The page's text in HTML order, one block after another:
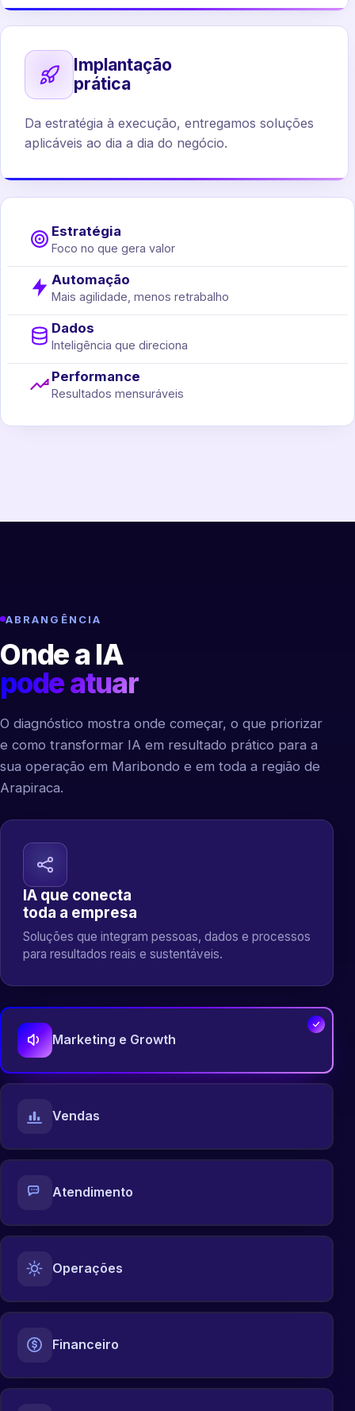
Implantação
prática
Da estratégia à execução, entregamos soluções
aplicáveis ao dia a dia do negócio.
Estratégia
Foco no que gera valor
Automação
Mais agilidade, menos retrabalho
Dados
Inteligência que direciona
Performance
Resultados mensuráveis
ABRANGÊNCIA
Onde a IA
pode atuar
O diagnóstico mostra onde começar, o que priorizar
e como transformar IA em resultado prático para a
sua operação em Maribondo e em toda a região de
Arapiraca.
IA que conecta
toda a empresa
Soluções que integram pessoas, dados e processos
para resultados reais e sustentáveis.
Marketing e Growth
Vendas
Atendimento
Operações
Financeiro